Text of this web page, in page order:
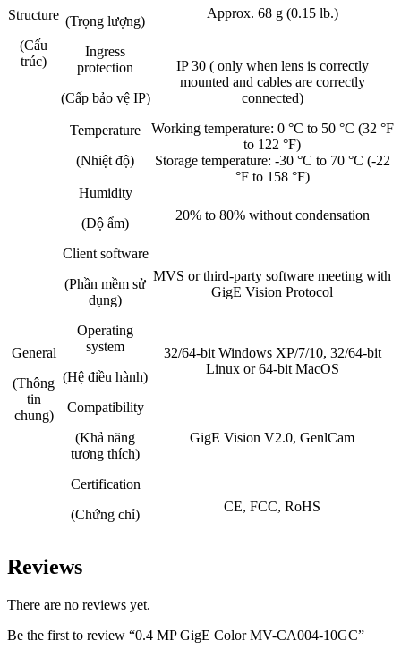
Structure
(Cấu
trúc)
(Trọng lượng)
Approx. 68 g (0.15 lb.)
Ingress
protection
(Cấp bảo vệ IP)
IP 30 ( only when lens is correctly
mounted and cables are correctly
connected)
Temperature
(Nhiệt độ)
Working temperature: 0 °C to 50 °C (32 °F
to 122 °F)
Storage temperature: -30 °C to 70 °C (-22
°F to 158 °F)
Humidity
(Độ ẩm)
20% to 80% without condensation
General
(Thông
tin
chung)
Client software
(Phần mềm sử
dụng)
MVS or third-party software meeting with
GigE Vision Protocol
Operating
system
(Hệ điều hành)
32/64-bit Windows XP/7/10, 32/64-bit
Linux or 64-bit MacOS
Compatibility
(Khả năng
tương thích)
GigE Vision V2.0, GenlCam
Certification
(Chứng chỉ)
CE, FCC, RoHS
Reviews
There are no reviews yet.
Be the first to review “0.4 MP GigE Color MV-CA004-10GC”